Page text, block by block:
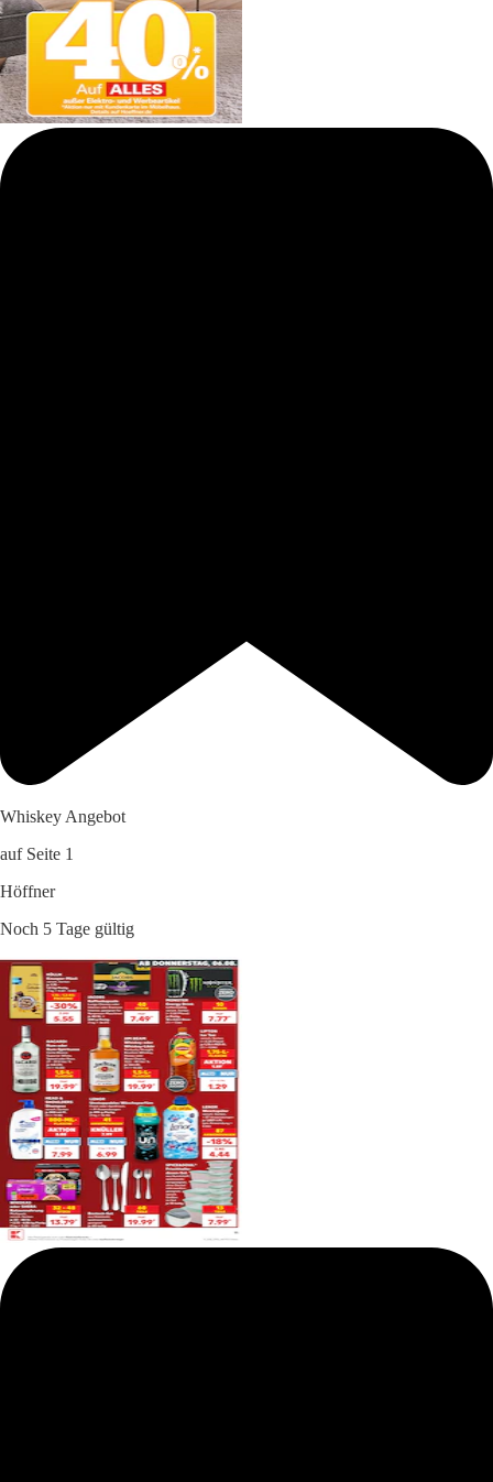
Whiskey Angebot
auf Seite 1
Höffner
Noch 5 Tage gültig